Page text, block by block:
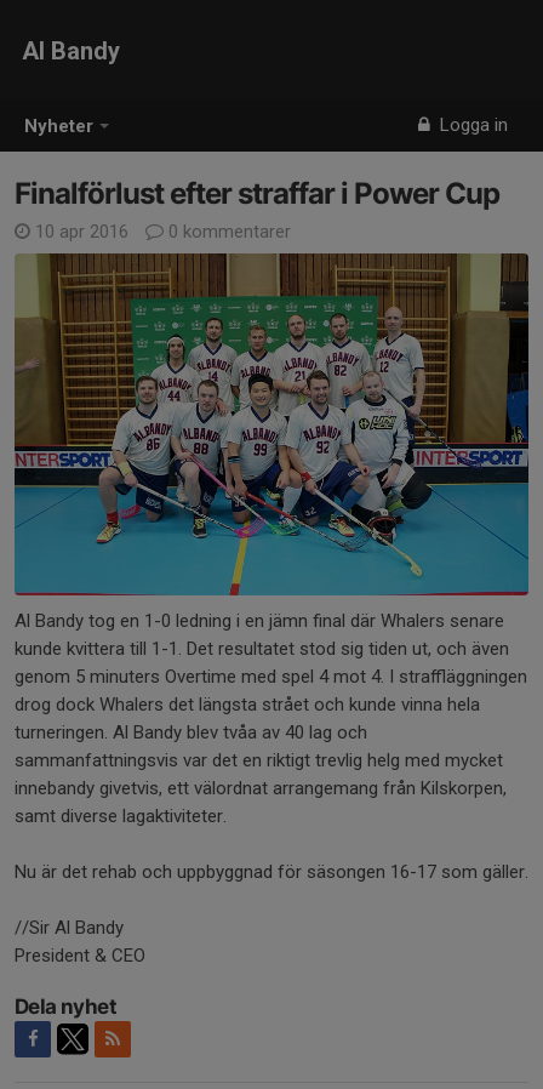
Nyheter Logga in
Al Bandy
Finalförlust efter straffar i Power Cup
10 apr 2016 0 kommentarer
Al Bandy tog en 1-0 ledning i en jämn final där Whalers senare
kunde kvittera till 1-1. Det resultatet stod sig tiden ut, och även
genom 5 minuters Overtime med spel 4 mot 4. I straffläggningen
drog dock Whalers det längsta strået och kunde vinna hela
turneringen. Al Bandy blev tvåa av 40 lag och
sammanfattningsvis var det en riktigt trevlig helg med mycket
innebandy givetvis, ett välordnat arrangemang från Kilskorpen,
samt diverse lagaktiviteter.
Nu är det rehab och uppbyggnad för säsongen 16-17 som gäller.
//Sir Al Bandy
President & CEO
Dela nyhet